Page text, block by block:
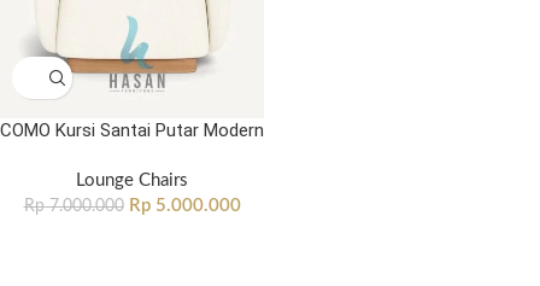
COMO Kursi Santai Putar Modern
Lounge Chairs
Rp7.000.000 Rp5.000.000